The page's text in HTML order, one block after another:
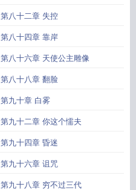
第八十二章 失控
第八十四章 靠岸
第八十六章 天使公主雕像
第八十八章 翻脸
第九十章 白雾
第九十二章 你这个懦夫
第九十四章 昏迷
第九十六章 诅咒
第九十八章 穷不过三代